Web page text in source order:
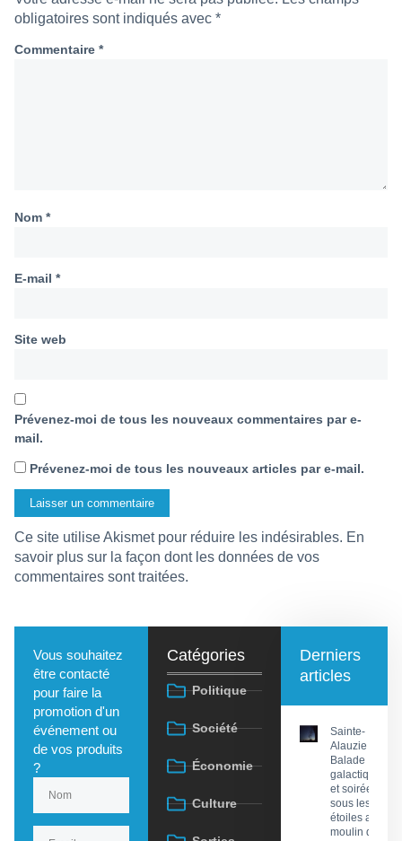
obligatoires sont indiqués avec *
Commentaire *
Nom *
E-mail *
Site web
Prévenez-moi de tous les nouveaux commentaires par e-
mail.
Prévenez-moi de tous les nouveaux articles par e-mail.
Ce site utilise Akismet pour réduire les indésirables. En
savoir plus sur la façon dont les données de vos
commentaires sont traitées.
Vous souhaitez
être contacté
pour faire la
promotion d'un
événement ou
de vos produits
?
Catégories
Politique
Société
Économie
Culture
Derniers
articles
Sainte-
Alauzie :
Balade
galactique
et soirée
sous les
étoiles au
moulin de